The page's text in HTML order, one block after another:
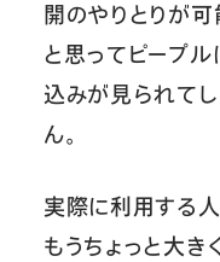
開のやりとりが可
と思ってピープル
込みが見られて
ん。
実際に利用する
もうちょっと大き